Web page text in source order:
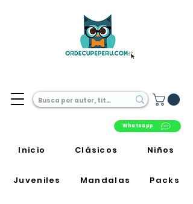
Whatsapp
Inicio Clásicos Niños
Juveniles Mandalas Packs